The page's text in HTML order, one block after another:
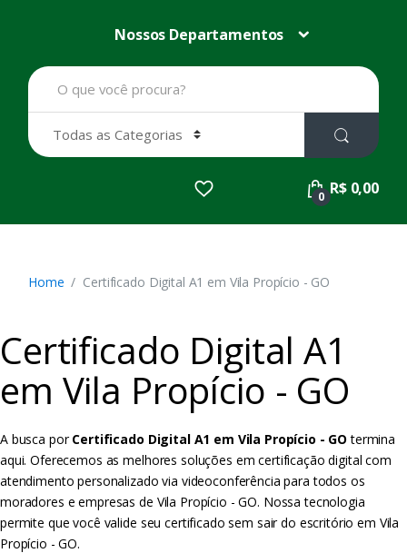
Nossos Departamentos
B
u
a
r
:
0 R$ 0,00
Home Certificado Digital A1 em Vila Propício - GO
Certificado Digital A1
em Vila Propício - GO
A busca porCertificado Digital A1 em Vila Propício - GO termina
aqui. Oferecemos as melhores soluções em certificação digital com
atendimento personalizado via videoconferência para todos os
moradores e empresas de Vila Propício - GO. Nossa tecnologia
permite que você valide seu certificado sem sair do escritório em Vila
Propício - GO.